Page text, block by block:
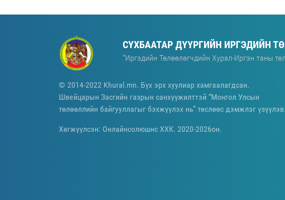
СҮХБААТАР ДҮҮРГИЙН ИРГЭДИЙН
"Иргэдийн Төлөөлөгчдийн Хурал-Иргэн таны
© 2014-2022 Khural.mn. Бүх эрх хуулиар хамгаалагдсан.
Швейцарын Засгийн газрын санхүүжилттэй “Монгол Улсын
төлөөллийн байгууллагыг бэхжүүлэх нь” төслөөс дэмжлэг үзүүлэв.
Хөгжүүлсэн: Онлайнсолюшнс ХХК. 2020-2026он.